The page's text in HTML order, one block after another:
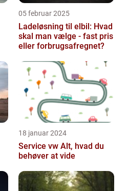
05 februar 2025
Ladeløsning til elbil: Hvad
skal man vælge - fast pris
eller forbrugsafregnet?
18 januar 2024
Service vw Alt, hvad du
behøver at vide